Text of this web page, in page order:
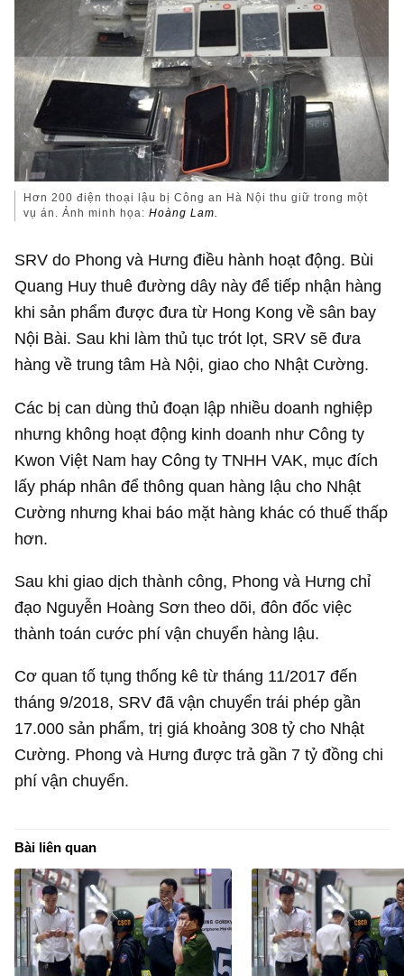
Hơn 200 điện thoại lậu bị Công an Hà Nội thu giữ trong một
vụ án. Ảnh minh họa:Hoàng Lam.
SRV do Phong và Hưng điều hành hoạt động. Bùi
Quang Huy thuê đường dây này để tiếp nhận hàng
khi sản phẩm được đưa từ Hong Kong về sân bay
Nội Bài. Sau khi làm thủ tục trót lọt, SRV sẽ đưa
hàng về trung tâm Hà Nội, giao cho Nhật Cường.
Các bị can dùng thủ đoạn lập nhiều doanh nghiệp
nhưng không hoạt động kinh doanh như Công ty
Kwon Việt Nam hay Công ty TNHH VAK, mục đích
lấy pháp nhân để thông quan hàng lậu cho Nhật
Cường nhưng khai báo mặt hàng khác có thuế thấp
hơn.
Sau khi giao dịch thành công, Phong và Hưng chỉ
đạo Nguyễn Hoàng Sơn theo dõi, đôn đốc việc
thành toán cước phí vận chuyển hàng lậu.
Cơ quan tố tụng thống kê từ tháng 11/2017 đến
tháng 9/2018, SRV đã vận chuyển trái phép gần
17.000 sản phẩm, trị giá khoảng 308 tỷ cho Nhật
Cường. Phong và Hưng được trả gần 7 tỷ đồng chi
phí vận chuyển.
Bài liên quan